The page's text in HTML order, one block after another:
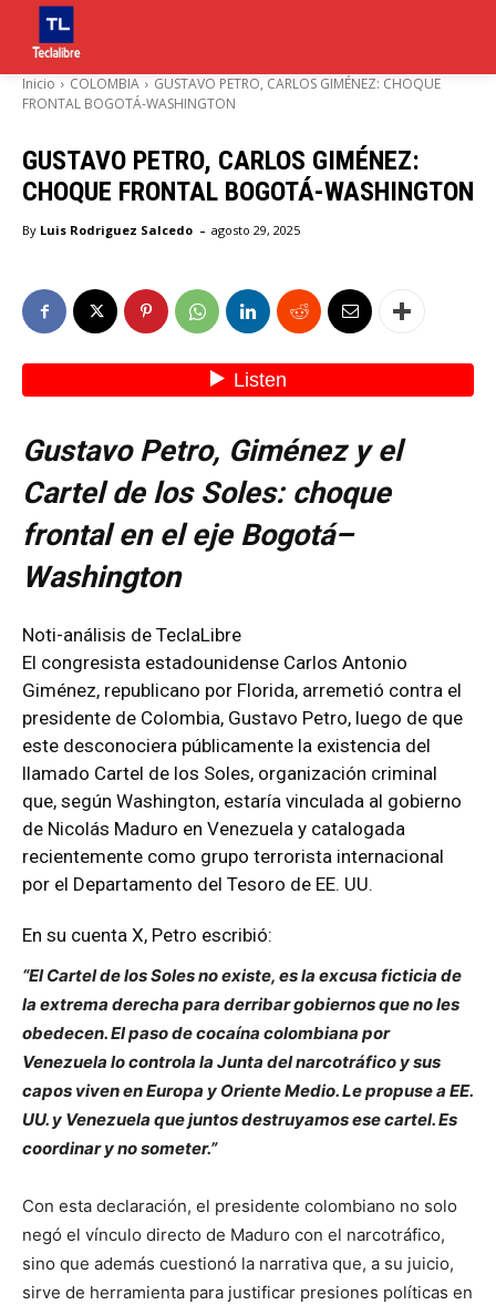
Inicio COLOMBIA
GUSTAVO PETRO, CARLOS GIMÉNEZ: CHOQUE
FRONTAL BOGOTÁ-WASHINGTON
GUSTAVO PETRO, CARLOS GIMÉNEZ:
CHOQUE FRONTAL BOGOTÁ-WASHINGTON
By Luis Rodriguez Salcedo - agosto 29, 2025
Gustavo Petro, Giménez y el
Cartel de los Soles: choque
frontal en el eje Bogotá–
Washington
Noti-análisis de TeclaLibre
El congresista estadounidense Carlos Antonio
Giménez, republicano por Florida, arremetió contra el
presidente de Colombia, Gustavo Petro, luego de que
este desconociera públicamente la existencia del
llamado Cartel de los Soles, organización criminal
que, según Washington, estaría vinculada al gobierno
de Nicolás Maduro en Venezuela y catalogada
recientemente como grupo terrorista internacional
por el Departamento del Tesoro de EE. UU.
En su cuenta X, Petro escribió:
“El Cartel de los Soles no existe, es la excusa ficticia de
la extrema derecha para derribar gobiernos que no les
obedecen. El paso de cocaína colombiana por
Venezuela lo controla la Junta del narcotráfico y sus
capos viven en Europa y Oriente Medio. Le propuse a EE.
UU. y Venezuela que juntos destruyamos ese cartel. Es
coordinar y no someter.”
Con esta declaración, el presidente colombiano no solo
negó el vínculo directo de Maduro con el narcotráfico,
sino que además cuestionó la narrativa que, a su juicio,
sirve de herramienta para justificar presiones políticas en